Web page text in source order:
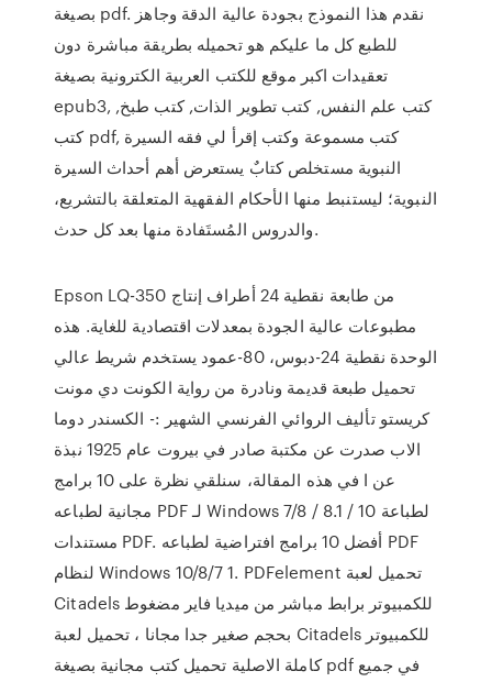
بصيغة pdf. نقدم هذا النموذج بجودة عالية الدقة وجاهز
للطبع كل ما عليكم هو تحميله بطريقة مباشرة دون
تعقيدات اكبر موقع للكتب العربية الكترونية بصيغة
epub3, كتب علم النفس, كتب تطوير الذات, كتب طبخ,
كتب pdf, كتب مسموعة وكتب إقرأ لي فقه السيرة
النبوية مستخلص كتابٌ يستعرض أهم أحداث السيرة
النبوية؛ ليستنبط منها الأحكام الفقهية المتعلقة بالتشريع،
والدروس المُستَفادة منها بعد كل حدث.
Epson LQ-350 من طابعة نقطية 24 أطراف إنتاج
مطبوعات عالية الجودة بمعدلات اقتصادية للغاية. هذه
الوحدة نقطية 24-دبوس، 80-عمود يستخدم شريط عالي
تحميل طبعة قديمة ونادرة من رواية الكونت دي مونت
كريستو تأليف الروائي الفرنسي الشهير :- الكسندر دوما
الاب صدرت عن مكتبة صادر في بيروت عام 1925 نبذة
عن ا في هذه المقالة، سنلقي نظرة على 10 برامج
مجانية لطباعه PDF لـ Windows 7/8 / 8.1 / 10 لطباعة
مستندات PDF. أفضل 10 برامج افتراضية لطباعه PDF
لنظام Windows 10/8/7 1. PDFelement تحميل لعبة
Citadels للكمبيوتر برابط مباشر من ميديا فاير مضغوط
بحجم صغير جدا مجانا ، تحميل لعبة Citadels للكمبيوتر
كاملة الاصلية تحميل كتب مجانية بصيغة pdf في جميع